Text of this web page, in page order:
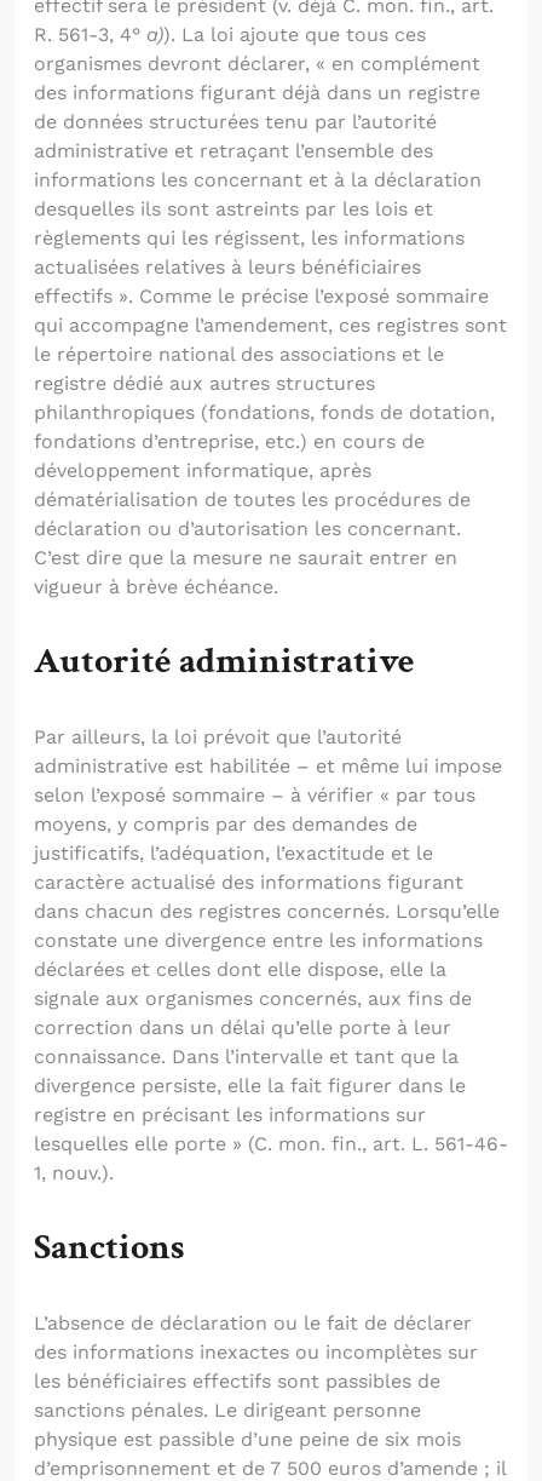
effectif sera le président (v. déjà C. mon. fin., art.
R. 561-3, 4° a)). La loi ajoute que tous ces
organismes devront déclarer, « en complément
des informations figurant déjà dans un registre
de données structurées tenu par l’autorité
administrative et retraçant l’ensemble des
informations les concernant et à la déclaration
desquelles ils sont astreints par les lois et
règlements qui les régissent, les informations
actualisées relatives à leurs bénéficiaires
effectifs ». Comme le précise l’exposé sommaire
qui accompagne l’amendement, ces registres sont
le répertoire national des associations et le
registre dédié aux autres structures
philanthropiques (fondations, fonds de dotation,
fondations d’entreprise, etc.) en cours de
développement informatique, après
dématérialisation de toutes les procédures de
déclaration ou d’autorisation les concernant.
C’est dire que la mesure ne saurait entrer en
vigueur à brève échéance.
Autorité administrative
Par ailleurs, la loi prévoit que l’autorité
administrative est habilitée – et même lui impose
selon l’exposé sommaire – à vérifier « par tous
moyens, y compris par des demandes de
justificatifs, l’adéquation, l’exactitude et le
caractère actualisé des informations figurant
dans chacun des registres concernés. Lorsqu’elle
constate une divergence entre les informations
déclarées et celles dont elle dispose, elle la
signale aux organismes concernés, aux fins de
correction dans un délai qu’elle porte à leur
connaissance. Dans l’intervalle et tant que la
divergence persiste, elle la fait figurer dans le
registre en précisant les informations sur
lesquelles elle porte » (C. mon. fin., art. L. 561-46-
1, nouv.).
Sanctions
L’absence de déclaration ou le fait de déclarer
des informations inexactes ou incomplètes sur
les bénéficiaires effectifs sont passibles de
sanctions pénales. Le dirigeant personne
physique est passible d’une peine de six mois
d’emprisonnement et de 7 500 euros d’amende ; il